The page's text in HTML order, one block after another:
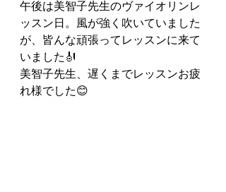
午後は美智子先生のヴァイオリンレ
ッスン日。風が強く吹いていました
が、皆んな頑張ってレッスンに来て
いました🎻
美智子先生、遅くまでレッスンお疲
れ様でした😊